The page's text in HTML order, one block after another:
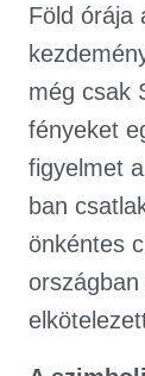
Föld órája
még csak
fényeket
figyelmet
ban
önkéntes